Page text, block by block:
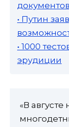
документов
• Путин
• 1000
эрудиции
«В